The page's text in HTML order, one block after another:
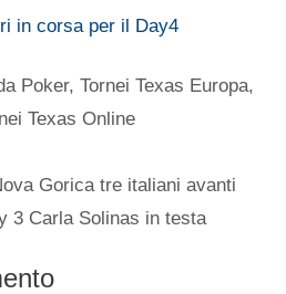
in corsa per il Day4
Poker,Tornei Texas Europa,
Texas Online
Gorica tre italiani avanti
3 Carla Solinas in testa